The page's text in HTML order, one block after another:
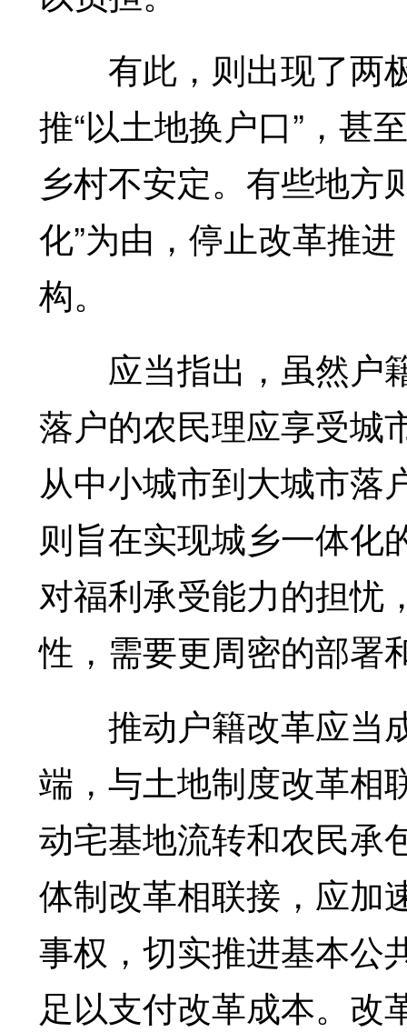
有此，则出现了两极
推“以土地换户口”，甚
乡村不安定。有些地方
化”为由，停止改革推
构。
应当指出，虽然户
落户的农民理应享受城
从中小城市到大城市落
则旨在实现城乡一体化
对福利承受能力的担忧
性，需要更周密的部署
推动户籍改革应当
端，与土地制度改革相
动宅基地流转和农民承
体制改革相联接，应加
事权，切实推进基本公
足以支付改革成本。改